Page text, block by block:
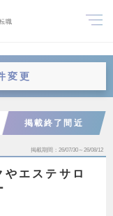
職
変更
掲載終了間近
掲載期間 26/07/30～26/08/12
やエステサロ